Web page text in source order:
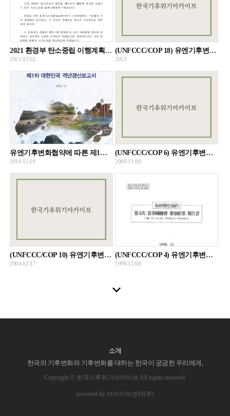
2021 환경부 탄소중립 이행계획 발표 속기자료
2021.03.02
(UNFCCC/COP 18) 유엔기후변화협약 제18차 당사국총회 참가결과 자료집
2013
유엔기후변화협약에 따른 제1차 대한민국 격년갱신보고서
2014.12.01
(UNFCCC/COP 6) 유엔기후변화협약 제6차 당사국총회 참가결과보고서
2000.11.00
(UNFCCC/COP 10) 유엔기후변화협약 제10차 당사국총회 참가결과 자료집
2004.12.17
(UNFCCC/COP 4) 유엔기후변화협약 제4차 당사국총회 참가결과보고서
1998.12.00
소개
한국의 기후변화와 기후변화를 대하는 한국이 궁금한 우리에게,
Copyright © 한국기후위기아카이브 All rights reserved.
powered by 아카이브센터(주)